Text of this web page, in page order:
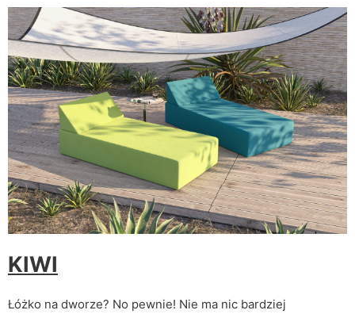
KIWI
Łóżko na dworze? No pewnie! Nie ma nic bardziej